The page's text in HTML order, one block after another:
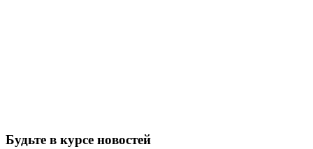
Будьте в курсе новостей